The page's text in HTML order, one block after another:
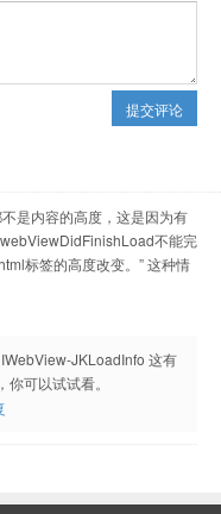
提交评论
是内容的高度，这是因为有
不能完
标签的高度改变。” 这种情
JKLoadInfo 这有
可以试试看。